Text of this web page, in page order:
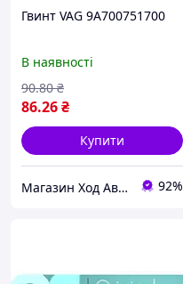
Гвинт VAG 9A700751700
В наявності
86.26₴
90.80 ₴
Купити
Магазин Ход Авто 92%